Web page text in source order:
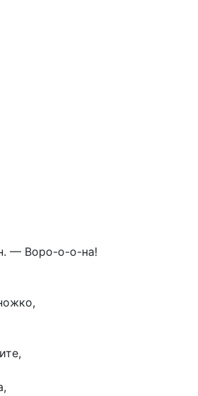
— Воро-о-о-на!